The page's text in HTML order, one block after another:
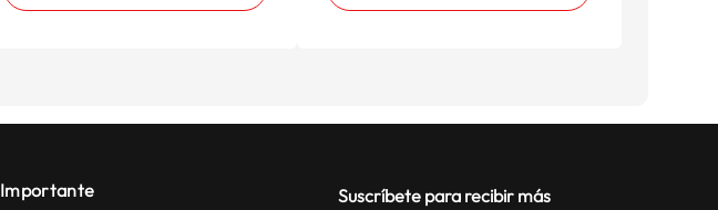
Importante
Suscríbete para recibir más